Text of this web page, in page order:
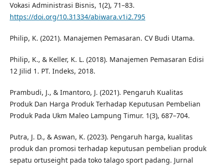
Vokasi Administrasi Bisnis, 1(2), 71–83.
https://doi.org/10.31334/abiwara.v1i2.795
Philip, K. (2021). Manajemen Pemasaran. CV Budi Utama.
Philip, K., & Keller, K. L. (2018). Manajemen Pemasaran Edisi
12 Jilid 1. PT. Indeks, 2018.
Prambudi, J., & Imantoro, J. (2021). Pengaruh Kualitas
Produk Dan Harga Produk Terhadap Keputusan Pembelian
Produk Pada Ukm Maleo Lampung Timur. 1(3), 687–704.
Putra, J. D., & Aswan, K. (2023). Pengaruh harga, kualitas
produk dan promosi terhadap keputusan pembelian produk
sepatu ortuseight pada toko talago sport padang. Jurnal